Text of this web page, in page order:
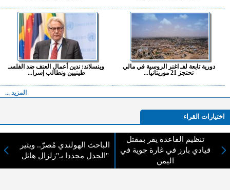
دورية تابعة لفـ اغنر الروسية في مالي
تحتجز 21 موريتانيا...
وينسلاند: ندين أعمال العنف ضد الفلسـ
طينيين ونطالب إسرا...
المزيد ...
اختيارات القراء
تنظيم القاعدة يقر بمقتل
قيادي بارز في غارة جوية في
اليمن
الباحث الهولندي مُصرّ.. ويثير
الجدل مجددا بـ"زلزال هائل"